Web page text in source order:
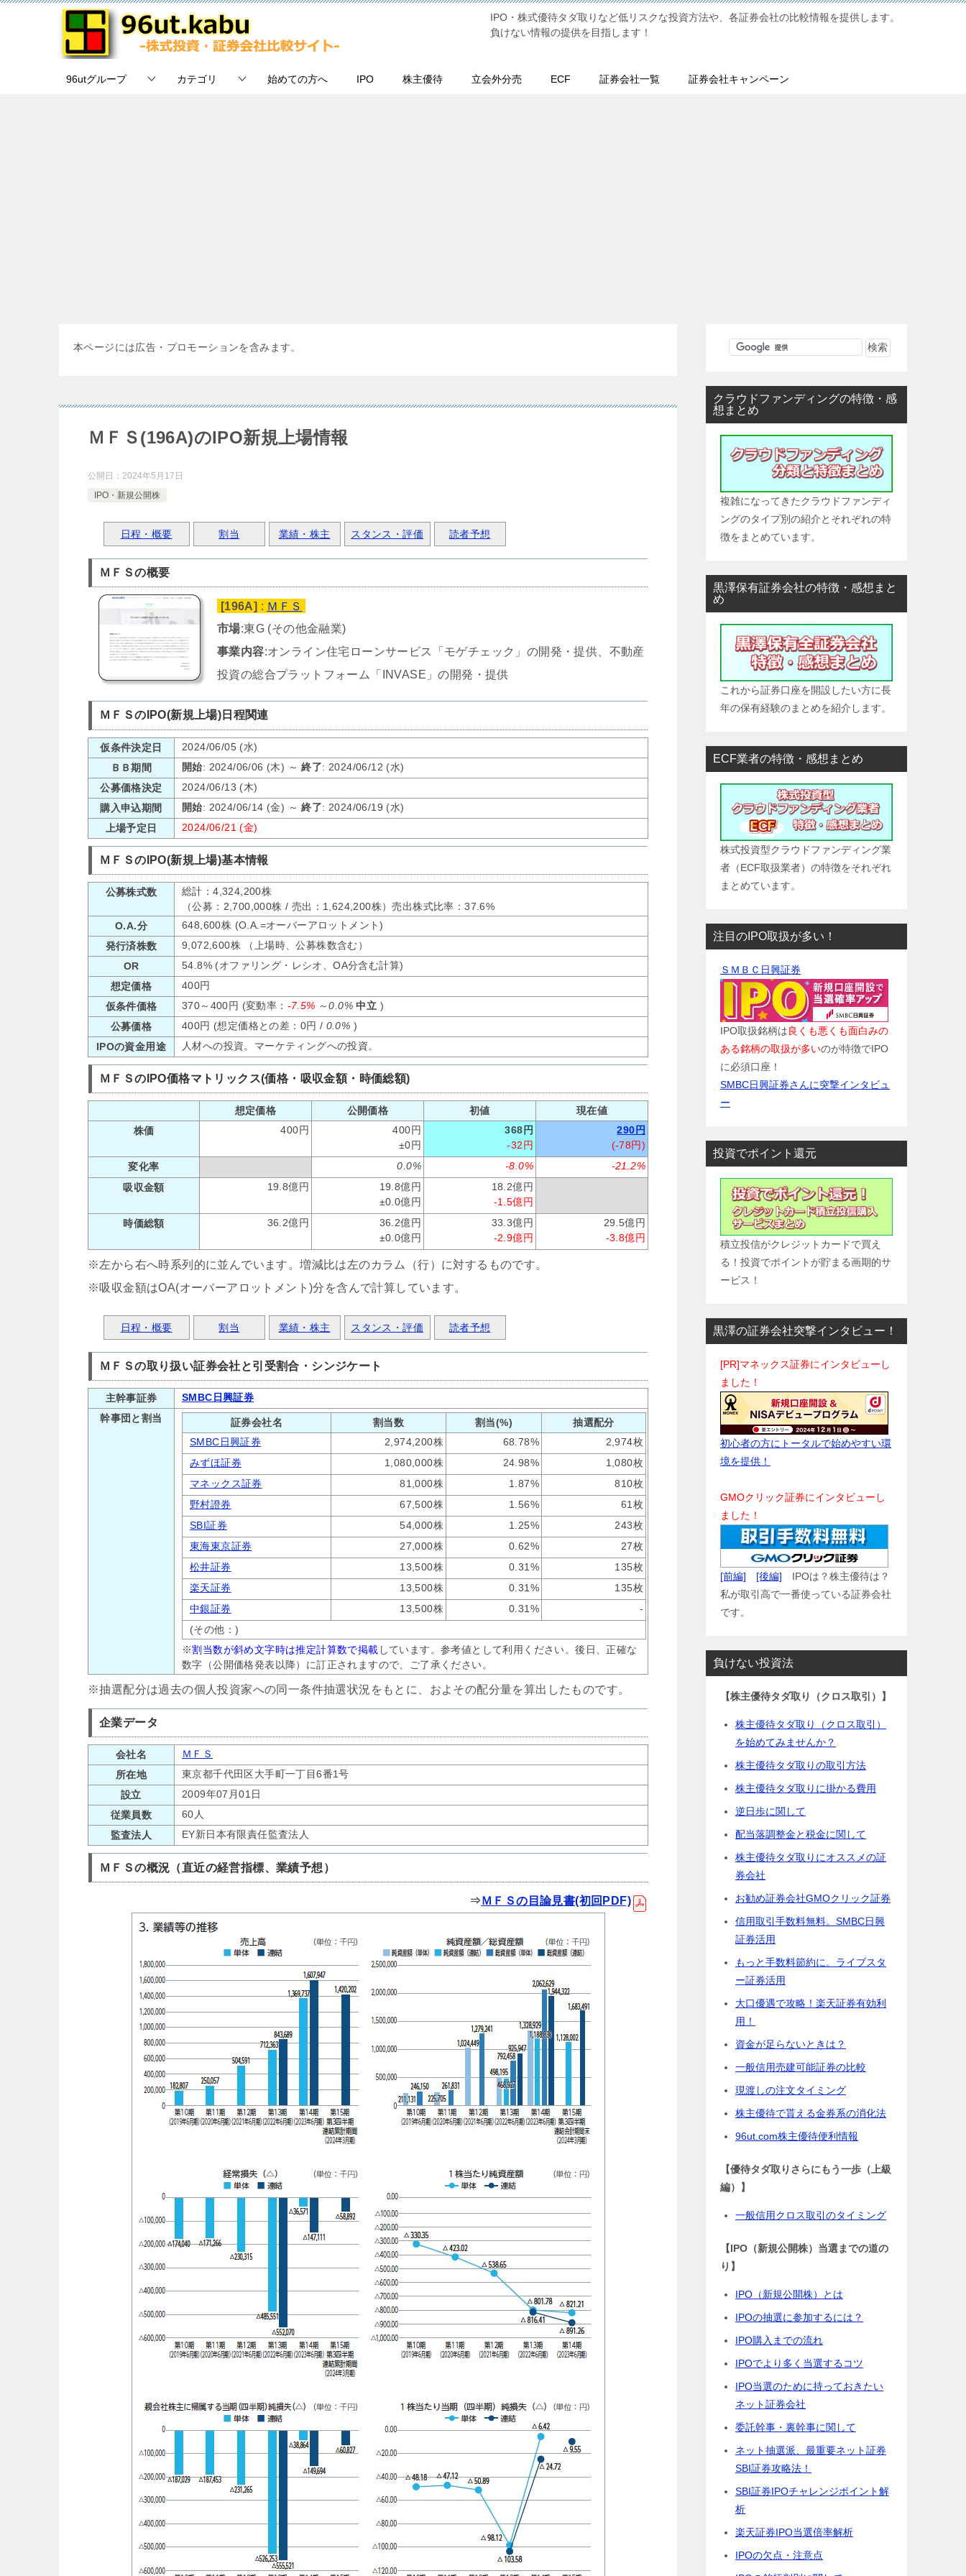
IPO・株式優待タダ取りなど低リスクな投資方法や、各証券会社の比較情報を提供します。
負けない情報の提供を目指します！
96utグループ カテゴリ 始めての方へ IPO 株主優待 立会外分売 ECF 証券会社一覧 証券会社キャンペーン
本ページには広告・プロモーションを含みます。
ＭＦＳ(196A)のIPO新規上場情報
公開日： 2024年5月17日
IPO・新規公開株
日程・概要 割当 業績・株主 スタンス・評価 読者予想
ＭＦＳの概要
[196A] : ＭＦＳ
市場:東G (その他金融業)
事業内容:オンライン住宅ローンサービス「モゲチェック」の開発・提供、不動産
投資の総合プラットフォーム「INVASE」の開発・提供
ＭＦＳのIPO(新規上場)日程関連
仮条件決定日
2024/06/05 (水)
ＢＢ期間
開始: 2024/06/06 (木) ～終了: 2024/06/12 (水)
公募価格決定
2024/06/13 (木)
購入申込期間
開始: 2024/06/14 (金) ～終了: 2024/06/19 (水)
上場予定日
2024/06/21 (金)
ＭＦＳのIPO(新規上場)基本情報
公募株式数
総計：4,324,200株
（公募：2,700,000株 / 売出：1,624,200株）売出株式比率：37.6%
O.A.分
648,600株 (O.A.=オーバーアロットメント)
発行済株数
9,072,600株 （上場時、公募株数含む）
OR
54.8% (オファリング・レシオ、OA分含む計算)
想定価格
400円
仮条件価格
370～400円 (変動率： -7.5% ～0.0% 中立 )
公募価格
400円 (想定価格との差：0円 / 0.0% )
IPOの資金用途
人材への投資。マーケティングへの投資。
ＭＦＳのIPO価格マトリックス(価格・吸収金額・時価総額)
想定価格 公開価格 初値
現在値
株価
400円
400円
±0円
368円
-32円
290円
(-78円)
変化率
0.0% -8.0%
-21.2%
吸収金額
19.8億円
19.8億円
±0.0億円
18.2億円
-1.5億円
時価総額
36.2億円
36.2億円
±0.0億円
33.3億円
-2.9億円
29.5億円
-3.8億円
※左から右へ時系列的に並んでいます。増減比は左のカラム（行）に対するものです。
※吸収金額はOA(オーバーアロットメント)分を含んで計算しています。
日程・概要 割当 業績・株主 スタンス・評価 読者予想
ＭＦＳの取り扱い証券会社と引受割合・シンジケート
主幹事証券
SMBC日興証券
幹事団と割当
証券会社名 割当数 割当(%)
抽選配分
SMBC日興証券
2,974,200株 68.78%
2,974枚
みずほ証券
1,080,000株 24.98%
1,080枚
マネックス証券
81,000株 1.87%
810枚
野村證券
67,500株 1.56%
61枚
SBI証券
54,000株 1.25%
243枚
東海東京証券
27,000株 0.62%
27枚
松井証券
13,500株 0.31%
135枚
楽天証券
13,500株 0.31%
135枚
中銀証券
13,500株 0.31%
-
(その他：)
※割当数が斜め文字時は推定計算数で掲載 しています。参考値として利用ください。後日、正確な
数字（公開価格発表以降）に訂正されますので、ご了承ください。
※抽選配分は過去の個人投資家への同一条件抽選状況をもとに、およその配分量を算出したものです。
企業データ
会社名
ＭＦＳ
所在地
東京都千代田区大手町一丁目6番1号
設立
2009年07月01日
従業員数
60人
監査法人
EY新日本有限責任監査法人
ＭＦＳの概況（直近の経営指標、業績予想）
⇒ＭＦＳの目論見書(初回PDF)
クラウドファンディングの特徴・感
想まとめ
複雑になってきたクラウドファンディ
ングのタイプ別の紹介とそれぞれの特
徴をまとめています。
黒澤保有証券会社の特徴・感想まと
め
これから証券口座を開設したい方に長
年の保有経験のまとめを紹介します。
ECF業者の特徴・感想まとめ
株式投資型クラウドファンディング業
者（ECF取扱業者）の特徴をそれぞれ
まとめています。
注目のIPO取扱が多い！
ＳＭＢＣ日興証券
IPO取扱銘柄は良くも悪くも面白みの
ある銘柄の取扱が多いのが特徴でIPO
に必須口座！
SMBC日興証券さんに突撃インタビュ
ー
投資でポイント還元
積立投信がクレジットカードで買え
る！投資でポイントが貯まる画期的サ
ービス！
黒澤の証券会社突撃インタビュー！
[PR]マネックス証券にインタビューし
ました！
初心者の方にトータルで始めやすい環
境を提供！
GMOクリック証券にインタビューし
ました！
[前編] [後編] IPOは？株主優待は？
私が取引高で一番使っている証券会社
です。
負けない投資法
【株主優待タダ取り（クロス取引）】
株主優待タダ取り（クロス取引）
を始めてみませんか？
株主優待タダ取りの取引方法
株主優待タダ取りに掛かる費用
逆日歩に関して
配当落調整金と税金に関して
株主優待タダ取りにオススメの証
券会社
お勧め証券会社GMOクリック証券
信用取引手数料無料。SMBC日興
証券活用
もっと手数料節約に。ライブスタ
ー証券活用
大口優遇で攻略！楽天証券有効利
用！
資金が足らないときは？
一般信用売建可能証券の比較
現渡しの注文タイミング
株主優待で貰える金券系の消化法
96ut.com株主優待便利情報
【優待タダ取りさらにもう一歩（上級
編）】
一般信用クロス取引のタイミング
【IPO（新規公開株）当選までの道の
り】
IPO（新規公開株）とは
IPOの抽選に参加するには？
IPO購入までの流れ
IPOでより多く当選するコツ
IPO当選のために持っておきたい
ネット証券会社
委託幹事・裏幹事に関して
ネット抽選派、最重要ネット証券
SBI証券攻略法！
SBI証券IPOチャレンジポイント解
析
楽天証券IPO当選倍率解析
IPOの欠点・注意点